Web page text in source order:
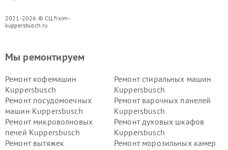
2021-2026 © СЦ fixim-
kuppersbusch.ru
Мы ремонтируем
Ремонт кофемашин
Kuppersbusch
Ремонт стиральных машин
Kuppersbusch
Ремонт посудомоечных
машин Kuppersbusch
Ремонт варочных панелей
Kuppersbusch
Ремонт микроволновых
печей Kuppersbusch
Ремонт духовых шкафов
Kuppersbusch
Ремонт вытяжек
Ремонт морозильных камер